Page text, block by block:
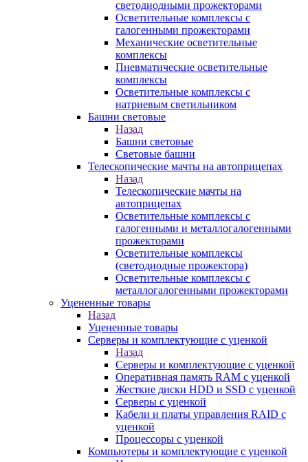
светодиодными прожекторами
Осветительные комплексы с
галогенными прожекторами
Механические осветительные
комплексы
Пневматические осветительные
комплексы
Осветительные комплексы с
натриевым светильником
Башни световые
Назад
Башни световые
Световые башни
Телескопические мачты на автоприцепах
Назад
Телескопические мачты на
автоприцепах
Осветительные комплексы с
галогенными и металлогалогенными
прожекторами
Осветительные комплексы
(светодиодные прожектора)
Осветительные комплексы с
металлогалогенными прожекторами
Уцененные товары
Назад
Уцененные товары
Серверы и комплектующие с уценкой
Назад
Серверы и комплектующие с уценкой
Оперативная память RAM с уценкой
Жесткие диски HDD и SSD с уценкой
Серверы с уценкой
Кабели и платы управления RAID с
уценкой
Процессоры с уценкой
Компьютеры и комплектующие с уценкой